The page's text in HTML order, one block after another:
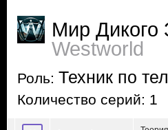
Мир Дикого
Westworld
Роль: Техник по
Количество серий: 1